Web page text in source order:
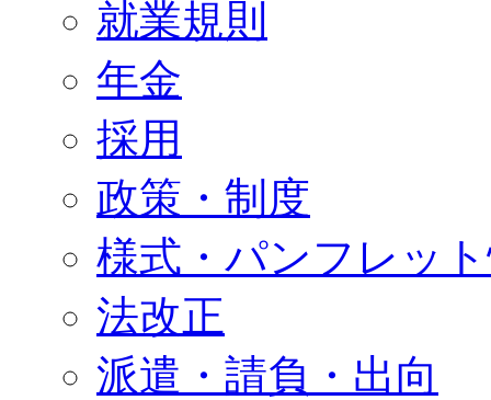
就業規則
年金
採用
政策・制度
様式・パンフレッ
法改正
派遣・請負・出向